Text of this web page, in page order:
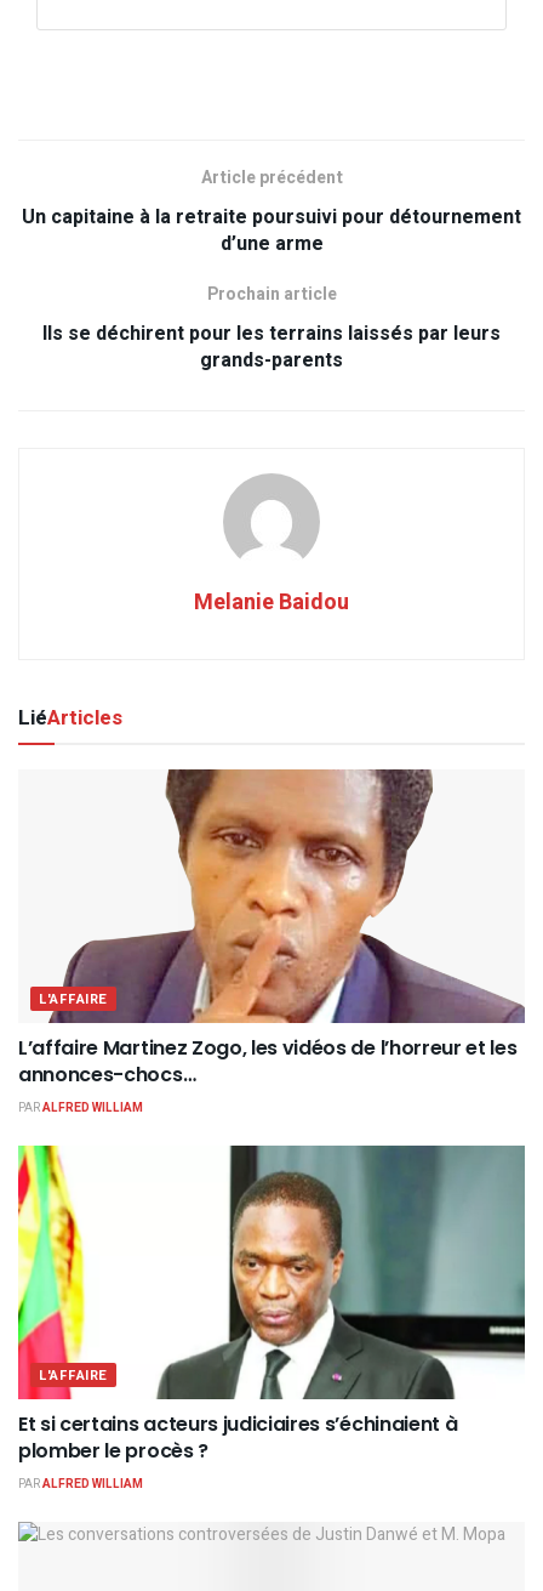
Article précédent
Un capitaine à la retraite poursuivi pour détournement
d’une arme
Prochain article
Ils se déchirent pour les terrains laissés par leurs
grands-parents
Melanie Baidou
LiéArticles
L'AFFAIRE
L’affaire Martinez Zogo, les vidéos de l’horreur et les
annonces-chocs…
PARALFRED WILLIAM
L'AFFAIRE
Et si certains acteurs judiciaires s’échinaient à
plomber le procès ?
PARALFRED WILLIAM